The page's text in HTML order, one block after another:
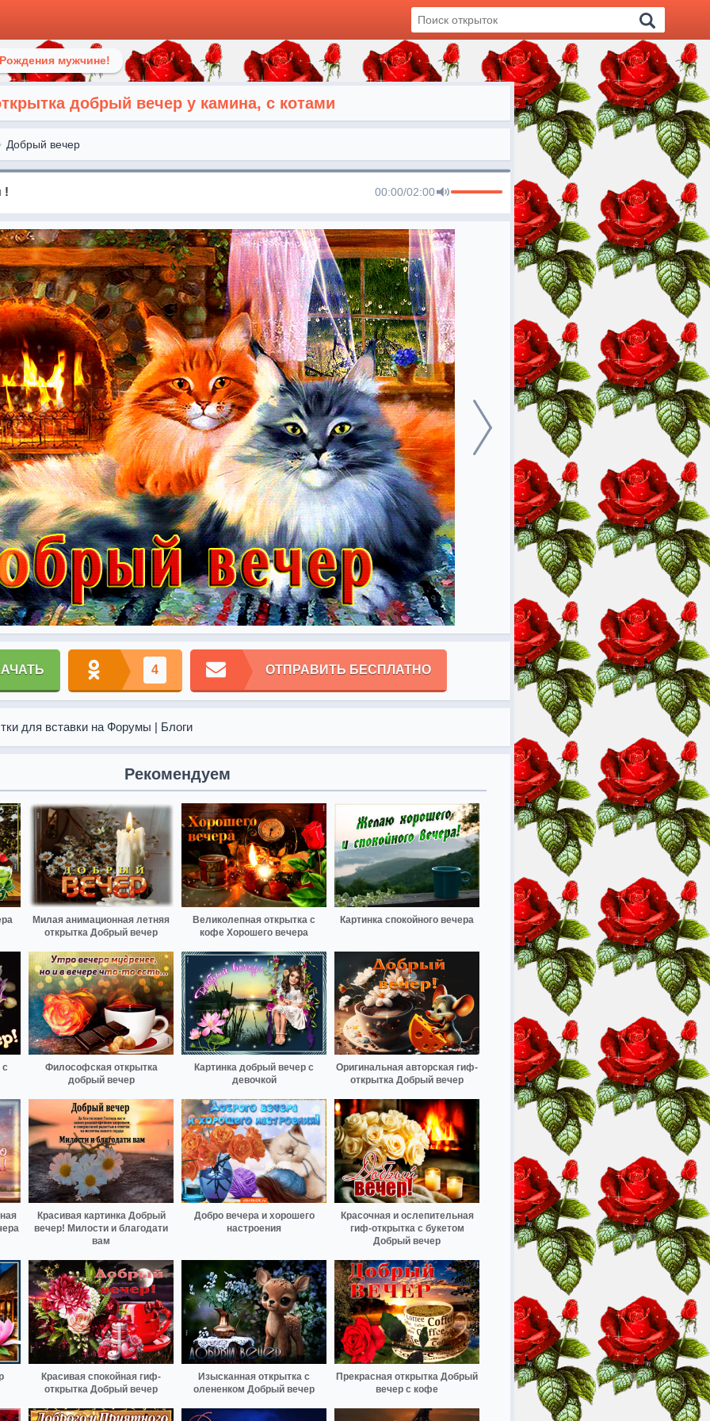
мужчине!
добрый вечер у камина, с котами
Добрый вечер
! 00:00/02:00
4 ОТПРАВИТЬ БЕСПЛАТНО
для вставки на Форумы | Блоги
Рекомендуем
Милая анимационная летняя
открытка Добрый вечер
Великолепная открытка с
кофе Хорошего вечера
Картинка спокойного вечера
с
Философская открытка
добрый вечер
Картинка добрый вечер с
девочкой
Оригинальная авторская гиф-
открытка Добрый вечер
Красивая картинка Добрый
вечер! Милости и благодати
вам
Добро вечера и хорошего
настроения
Красочная и ослепительная
гиф-открытка с букетом
Добрый вечер
Красивая спокойная гиф-
открытка Добрый вечер
Изысканная открытка с
олененком Добрый вечер
Прекрасная открытка Добрый
вечер с кофе